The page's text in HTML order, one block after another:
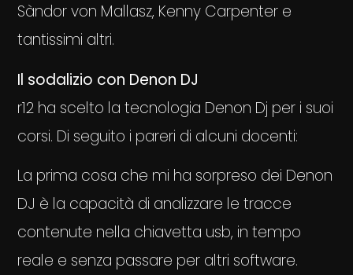
Sàndor von Mallasz, Kenny Carpenter e
tantissimi altri.
Il sodalizio con Denon DJ
r12 ha scelto la tecnologia Denon Dj per i suoi
corsi. Di seguito i pareri di alcuni docenti:
La prima cosa che mi ha sorpreso dei Denon
DJ è la capacità di analizzare le tracce
contenute nella chiavetta usb, in tempo
reale e senza passare per altri software.